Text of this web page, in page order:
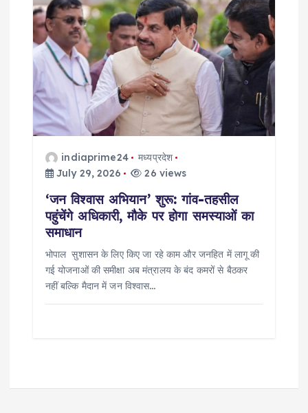
indiaprime24
मध्यप्रदेश
July 29, 2026
26 views
‘जन विश्वास अभियान’ शुरू: गांव-तहसील
पहुंचेंगे अधिकारी, मौके पर होगा समस्याओं का
समाधान
भोपाल सुशासन के लिए किए जा रहे काम और जनहित में लागू की
गई योजनाओं की समीक्षा अब मंत्रालय के बंद कमरों से बैठकर
नहीं बल्कि मैदान में जन विश्वास…